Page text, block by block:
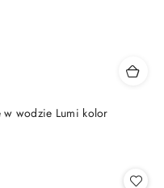
w wodzie Lumi kolor